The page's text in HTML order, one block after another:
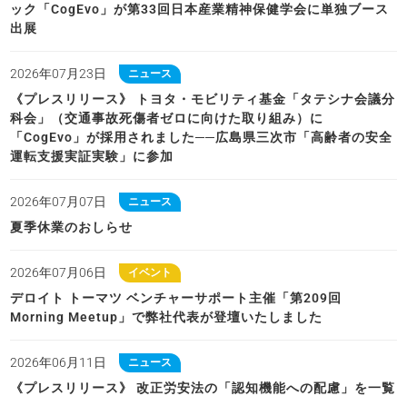
ック「CogEvo」が第33回日本産業精神保健学会に単独ブース
出展
2026年07月23日 ニュース
《プレスリリース》 トヨタ・モビリティ基金「タテシナ会議分
科会」（交通事故死傷者ゼロに向けた取り組み）に
「CogEvo」が採用されました──広島県三次市「高齢者の安全
運転支援実証実験」に参加
2026年07月07日 ニュース
夏季休業のおしらせ
2026年07月06日 イベント
デロイト トーマツ ベンチャーサポート主催「第209回
Morning Meetup」で弊社代表が登壇いたしました
2026年06月11日 ニュース
《プレスリリース》 改正労安法の「認知機能への配慮」を一覧